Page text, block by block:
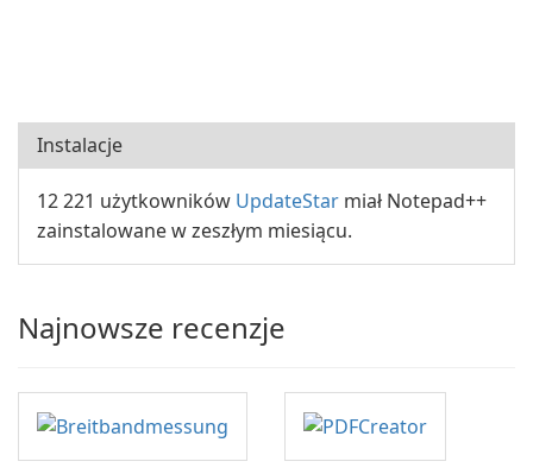
Instalacje
12 221 użytkowników UpdateStar miał Notepad++
zainstalowane w zeszłym miesiącu.
Najnowsze recenzje